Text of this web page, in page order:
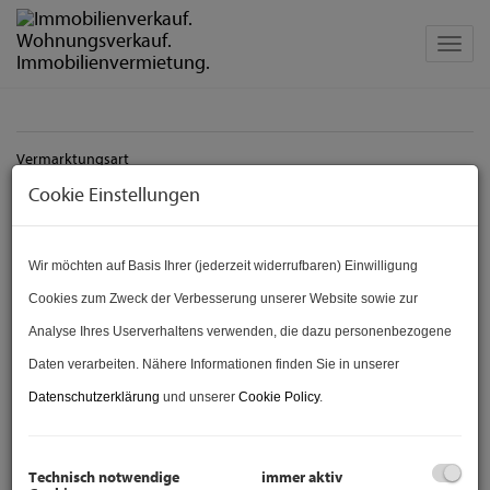
Vermarktungsart
Alle
Preis
-
Cookie Einstellungen
Wir möchten auf Basis Ihrer (jederzeit widerrufbaren) Einwilligung
Cookies zum Zweck der Verbesserung unserer Website sowie zur
Analyse Ihres Userverhaltens verwenden, die dazu personenbezogene
Daten verarbeiten. Nähere Informationen finden Sie in unserer
Datenschutzerklärung und unserer Cookie Policy.
Technisch notwendige
immer aktiv